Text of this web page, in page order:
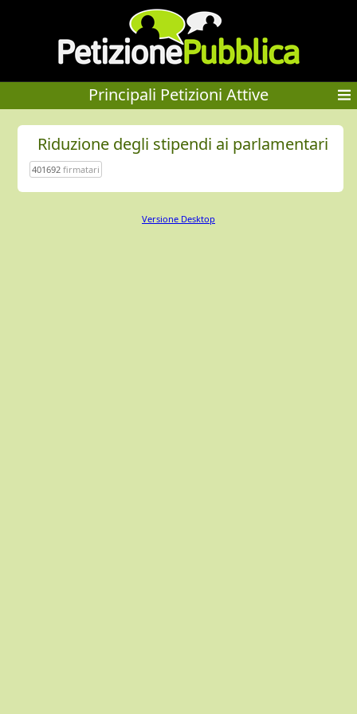
Principali Petizioni Attive
Riduzione degli stipendi ai parlamentari
401692firmatari
Versione Desktop